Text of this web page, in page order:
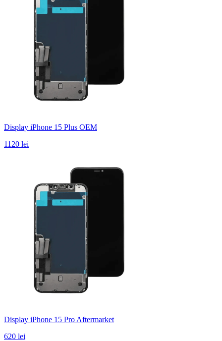
Display iPhone 15 Plus OEM
1120 lei
Display iPhone 15 Pro Aftermarket
620 lei